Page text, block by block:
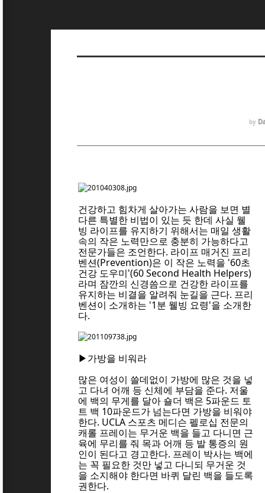
by
건강하고 힘차게 살아가는 사람을 보면 별
다른 특별한 비법이 있는 듯 한데 사실 웰
빙 라이프를 유지하기 위해서는 매일 생활
속의 작은 노력만으로 충분히 가능하다고
전문가들은 조언한다. 라이프 매거진 프리
벤션(Prevention)은 이 작은 노력을 '60초
건강 도우미'(60 Second Health Helpers)
라며 잠깐의 신경씀으로 건강한 라이프를
유지하는 비결을 알려줘 눈길을 근다. 프리
벤션이 소개하는 '1분 웰빙 요령'을 소개한
다.
▶가방을 비워라
많은 여성이 쓸데없이 가방에 많은 것을 넣
고 다녀 어깨 등 신체에 부담을 준다. 저울
에 백의 무게를 달아 숄더 백은 5파운드 토
트 백 10파운드가 넘는다면 가방을 비워야
한다. UCLA 스포츠 메디슨 펠로십 전문의
캐롤 프레이는 무거운 백을 들고 다니면 근
육에 무리를 줘 목과 어깨 등 발 통증의 원
인이 된다고 경고한다. 프레이 박사는 백에
는 꼭 필요한 것만 넣고 다니되 무거운 것
을 소지해야 한다면 바퀴 달린 백을 들도록
권한다.